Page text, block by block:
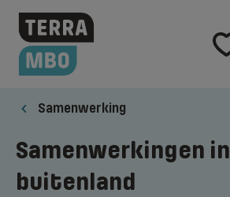
Home
Hulp bij studiekeuze
Samenwerking
Samenwerking
Samenwerkingen
buitenland